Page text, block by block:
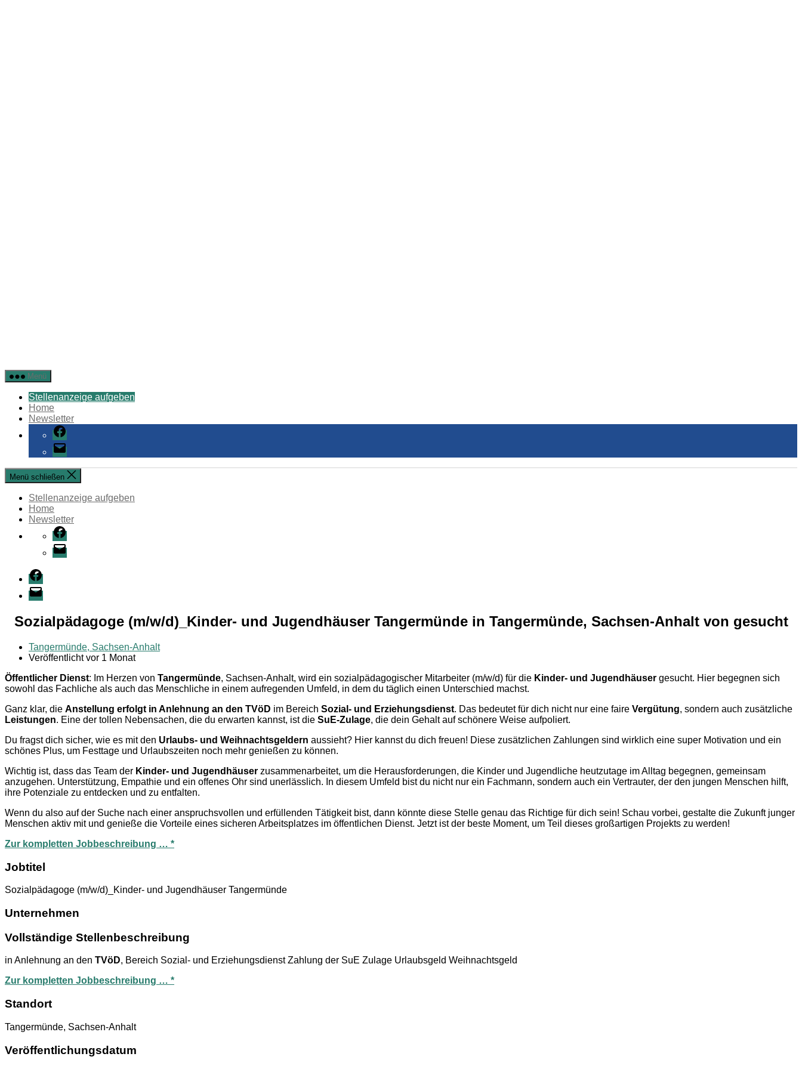
Stellenangebote
Öffentlicher
Dienst
Menü
Stellenanzeige aufgeben
Home
Newsletter
Facebook
E-
Mail
Menü schließen
Stellenanzeige aufgeben
Home
Newsletter
Facebook
E-
Mail
Facebook
E-
Mail
Sozialpädagoge (m/w/d)_Kinder- und Jugendhäuser Tangermünde in Tangermünde, Sachsen-Anhalt von gesucht
Tangermünde, Sachsen-Anhalt
Veröffentlicht vor 1 Monat
Öffentlicher Dienst: Im Herzen von Tangermünde, Sachsen-Anhalt, wird ein sozialpädagogischer Mitarbeiter (m/w/d) für die Kinder- und Jugendhäuser gesucht. Hier begegnen sich
sowohl das Fachliche als auch das Menschliche in einem aufregenden Umfeld, in dem du täglich einen Unterschied machst.
Ganz klar, die Anstellung erfolgt in Anlehnung an den TVöD im Bereich Sozial- und Erziehungsdienst. Das bedeutet für dich nicht nur eine faire Vergütung, sondern auch zusätzliche
Leistungen. Eine der tollen Nebensachen, die du erwarten kannst, ist die SuE-Zulage, die dein Gehalt auf schönere Weise aufpoliert.
Du fragst dich sicher, wie es mit den Urlaubs- und Weihnachtsgeldern aussieht? Hier kannst du dich freuen! Diese zusätzlichen Zahlungen sind wirklich eine super Motivation und ein
schönes Plus, um Festtage und Urlaubszeiten noch mehr genießen zu können.
Wichtig ist, dass das Team der Kinder- und Jugendhäuser zusammenarbeitet, um die Herausforderungen, die Kinder und Jugendliche heutzutage im Alltag begegnen, gemeinsam
anzugehen. Unterstützung, Empathie und ein offenes Ohr sind unerlässlich. In diesem Umfeld bist du nicht nur ein Fachmann, sondern auch ein Vertrauter, der den jungen Menschen hilft,
ihre Potenziale zu entdecken und zu entfalten.
Wenn du also auf der Suche nach einer anspruchsvollen und erfüllenden Tätigkeit bist, dann könnte diese Stelle genau das Richtige für dich sein! Schau vorbei, gestalte die Zukunft junger
Menschen aktiv mit und genieße die Vorteile eines sicheren Arbeitsplatzes im öffentlichen Dienst. Jetzt ist der beste Moment, um Teil dieses großartigen Projekts zu werden!
Zur kompletten Jobbeschreibung … *
Jobtitel
Sozialpädagoge (m/w/d)_Kinder- und Jugendhäuser Tangermünde
Unternehmen
Vollständige Stellenbeschreibung
in Anlehnung an den TVöD, Bereich Sozial- und Erziehungsdienst Zahlung der SuE Zulage Urlaubsgeld Weihnachtsgeld
Zur kompletten Jobbeschreibung … *
Standort
Tangermünde, Sachsen-Anhalt
Veröffentlichungsdatum